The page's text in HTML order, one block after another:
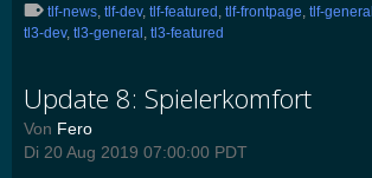
tlf-news, tlf-dev, tlf-featured , tlf-frontpage, tlf-general
tl3-dev, tl3-general , tl3-featured
Update 8: Spielerkomfort
Von Fero
Di 20 Aug 2019 07:00:00 PDT